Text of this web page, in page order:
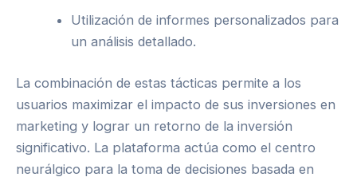
Utilización de informes personalizados para
un análisis detallado.
La combinación de estas tácticas permite a los
usuarios maximizar el impacto de sus inversiones en
marketing y lograr un retorno de la inversión
significativo. La plataforma actúa como el centro
neurálgico para la toma de decisiones basada en